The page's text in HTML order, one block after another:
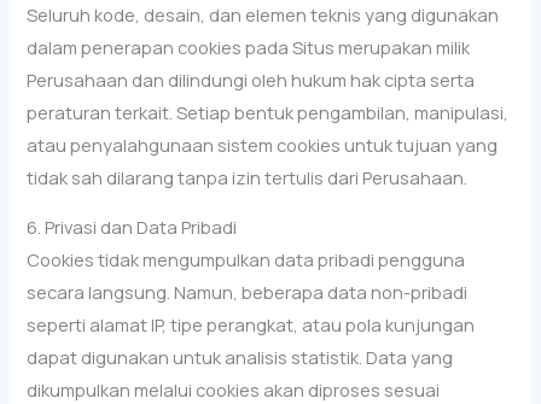
Seluruh kode, desain, dan elemen teknis yang digunakan
dalam penerapan cookies pada Situs merupakan milik
Perusahaan dan dilindungi oleh hukum hak cipta serta
peraturan terkait. Setiap bentuk pengambilan, manipulasi,
atau penyalahgunaan sistem cookies untuk tujuan yang
tidak sah dilarang tanpa izin tertulis dari Perusahaan.
6. Privasi dan Data Pribadi
Cookies tidak mengumpulkan data pribadi pengguna
secara langsung. Namun, beberapa data non-pribadi
seperti alamat IP, tipe perangkat, atau pola kunjungan
dapat digunakan untuk analisis statistik. Data yang
dikumpulkan melalui cookies akan diproses sesuai